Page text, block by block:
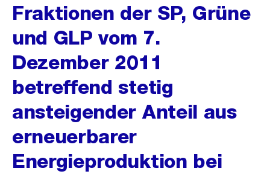
Fraktionen der SP, Grüne
und GLP vom 7.
Dezember 2011
betreffend stetig
ansteigender Anteil aus
erneuerbarer
Energieproduktion bei